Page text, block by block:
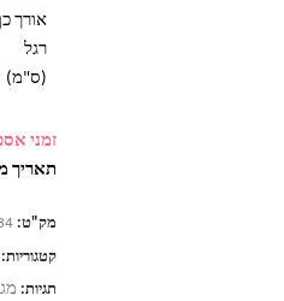
אורך
רגל
(ס"מ)
זמני
תאריך משוער
מק"ט:
קטגוריות:
תגיות: